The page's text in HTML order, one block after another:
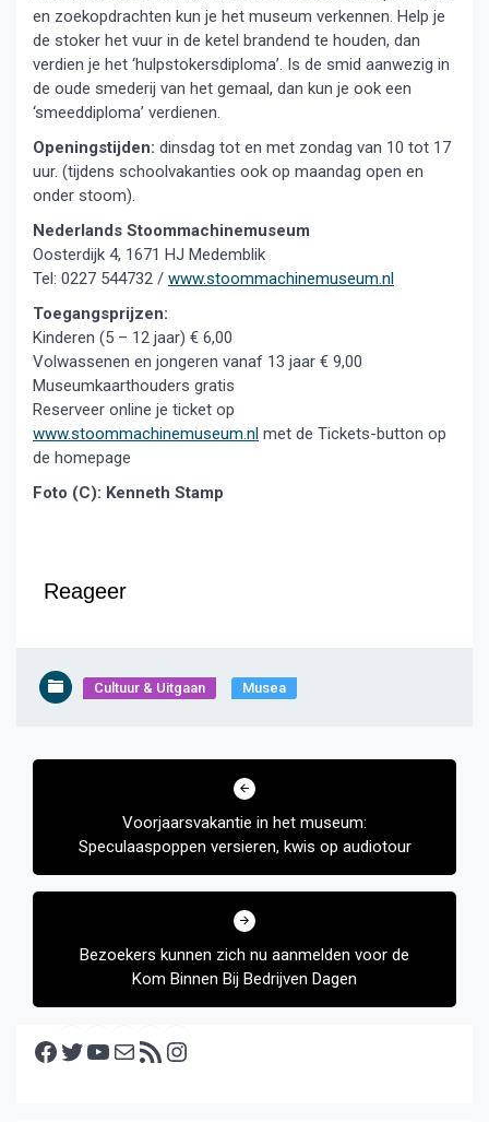
en zoekopdrachten kun je het museum verkennen. Help je
de stoker het vuur in de ketel brandend te houden, dan
verdien je het ‘hulpstokersdiploma’. Is de smid aanwezig in
de oude smederij van het gemaal, dan kun je ook een
‘smeeddiploma’ verdienen.
Openingstijden: dinsdag tot en met zondag van 10 tot 17
uur. (tijdens schoolvakanties ook op maandag open en
onder stoom).
Nederlands Stoommachinemuseum
Oosterdijk 4, 1671 HJ Medemblik
Tel: 0227 544732 / www.stoommachinemuseum.nl
Toegangsprijzen:
Kinderen (5 – 12 jaar) € 6,00
Volwassenen en jongeren vanaf 13 jaar € 9,00
Museumkaarthouders gratis
Reserveer online je ticket op
www.stoommachinemuseum.nl met de Tickets-button op
de homepage
Foto (C): Kenneth Stamp
Reageer
Cultuur & Uitgaan Musea
Bericht
Voorjaarsvakantie in het museum:
Speculaaspoppen versieren, kwis op audiotour
Bezoekers kunnen zich nu aanmelden voor de
Kom Binnen Bij Bedrijven Dagen
Facebook Twitter YouTube E-mail RSS feed